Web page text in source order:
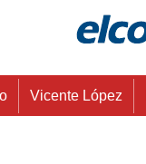
Vicente López